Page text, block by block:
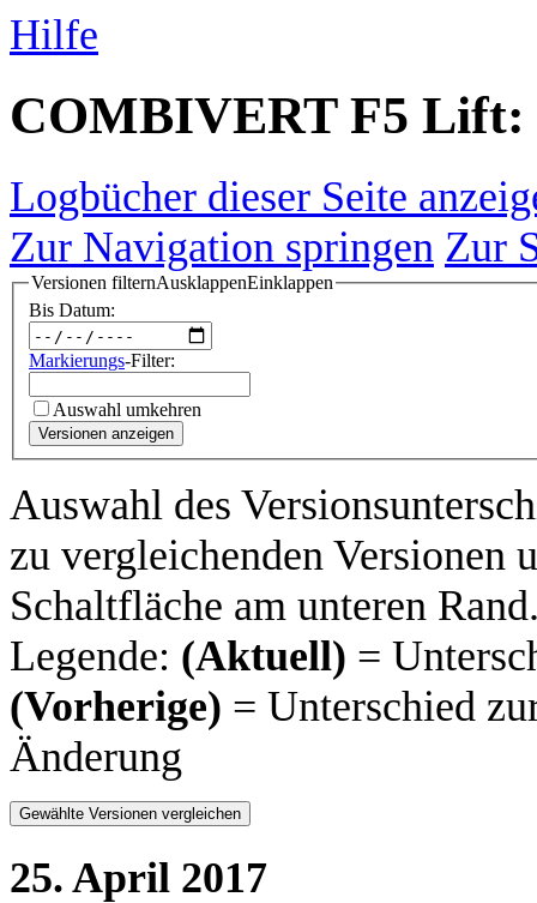
Hilfe
COMBIVERT F5 Lift:
Logbücher dieser Seite
Zur Navigation springen Zur
Versionen filternAusklappenEinklappen
Bis Datum:
Markierungs-Filter:
Auswahl umkehren
Versionen anzeigen
Auswahl des
zu vergleichenden Versionen
Schaltfläche am unteren
Legende: (Aktuell) =
(Vorherige) = Unterschied
Änderung
25. April 2017